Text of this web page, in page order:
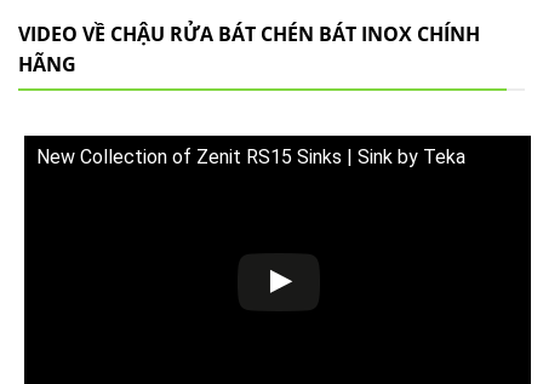
VIDEO VỀ CHẬU RỬA BÁT CHÉN BÁT INOX CHÍNH
HÃNG
New Collection of Zenit RS15 Sinks | Sink by Teka